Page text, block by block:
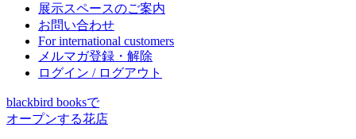
展示スペースのご案内
お問い合わせ
For international customers
メルマガ登録・解除
ログイン / ログアウト
blackbird booksで
オープンする花店